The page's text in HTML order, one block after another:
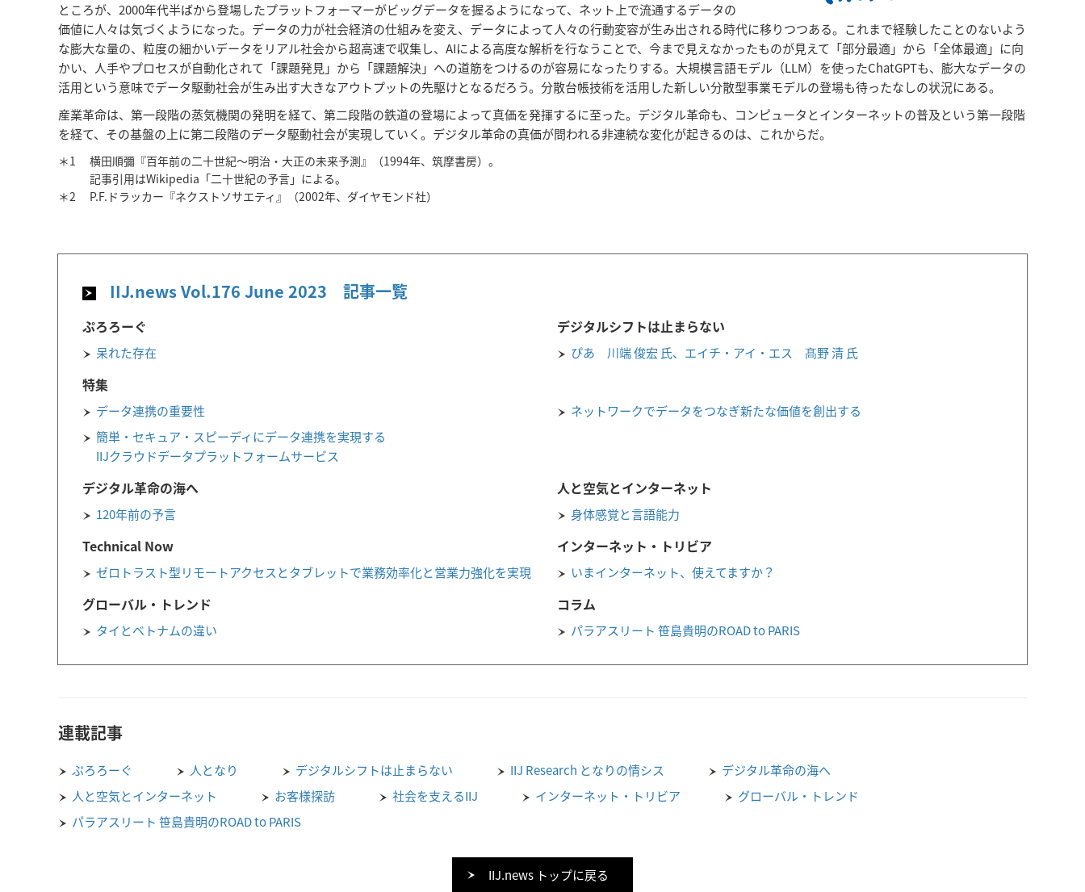
ところが、2000年代半ばから登場したプラットフォーマーがビッグデータを握るようになって、ネット上で流通するデータの
価値に人々は気づくようになった。データの力が社会経済の仕組みを変え、データによって人々の行動変容が生み出される時代に移りつつある。これまで経験したことのないよう
な膨大な量の、粒度の細かいデータをリアル社会から超高速で収集し、AIによる高度な解析を行なうことで、今まで見えなかったものが見えて「部分最適」から「全体最適」に向
かい、人手やプロセスが自動化されて「課題発見」から「課題解決」への道筋をつけるのが容易になったりする。大規模言語モデル（LLM）を使ったChatGPTも、膨大なデータの
活用という意味でデータ駆動社会が生み出す大きなアウトプットの先駆けとなるだろう。分散台帳技術を活用した新しい分散型事業モデルの登場も待ったなしの状況にある。
産業革命は、第一段階の蒸気機関の発明を経て、第二段階の鉄道の登場によって真価を発揮するに至った。デジタル革命も、コンピュータとインターネットの普及という第一段階
を経て、その基盤の上に第二段階のデータ駆動社会が実現していく。デジタル革命の真価が問われる非連続な変化が起きるのは、これからだ。
＊1
横田順彌『百年前の二十世紀〜明治・大正の未来予測』（1994年、筑摩書房）。
記事引用はWikipedia「二十世紀の予言」による。
＊2
P.F.ドラッカー『ネクストソサエティ』（2002年、ダイヤモンド社）
IIJ.news Vol.176 June 2023 記事一覧
ぷろろーぐ
呆れた存在
デジタルシフトは止まらない
ぴあ 川端 俊宏 氏、エイチ・アイ・エス 髙野 清 氏
特集
データ連携の重要性
ネットワークでデータをつなぎ新たな価値を創出する
簡単・セキュア・スピーディにデータ連携を実現する
IIJクラウドデータプラットフォームサービス
デジタル革命の海へ
120年前の予言
人と空気とインターネット
身体感覚と言語能力
Technical Now
ゼロトラスト型リモートアクセスとタブレットで業務効率化と営業力強化を実現
インターネット・トリビア
いまインターネット、使えてますか？
グローバル・トレンド
タイとベトナムの違い
コラム
パラアスリート 笹島貴明のROAD to PARIS
連載記事
ぷろろーぐ 人となり デジタルシフトは止まらない IIJ Research となりの情シス
デジタル革命の海へ
人と空気とインターネット
お客様探訪 社会を支えるIIJ インターネット・トリビア
グローバル・トレンド
パラアスリート 笹島貴明のROAD to PARIS
IIJ.news トップに戻る